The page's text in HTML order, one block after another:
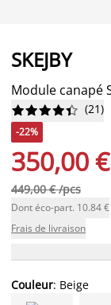
SKEJBY
Module canapé





 (21)
-22%
350,00 €
449,00 € /pcs
Dont éco-part. 10.84 €
Frais de livraison
Couleur: Beige